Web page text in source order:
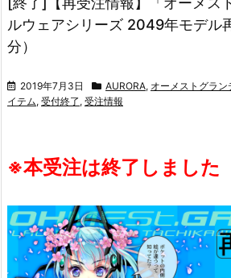
ルウェアシリーズ 2049年モデル
分）
2019年7月3日 AURORA, オーメストグラン
イテム, 受付終了 , 受注情報
※本受注は終了しました